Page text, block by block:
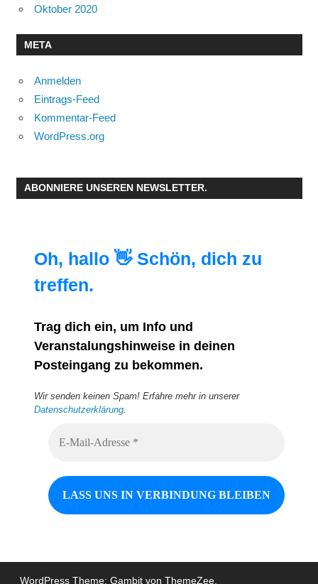
Oktober 2020
META
Anmelden
Eintrags-Feed
Kommentar-Feed
WordPress.org
ABONNIERE UNSEREN NEWSLETTER.
Oh, hallo 👋 Schön, dich zu
treffen.
Trag dich ein, um Info und
Veranstalungshinweise in deinen
Posteingang zu bekommen.
Wir senden keinen Spam! Erfahre mehr in unserer
Datenschutzerklärung.
WordPress Theme: Gambit von ThemeZee.